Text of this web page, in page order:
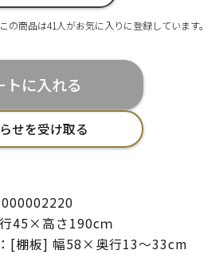
この商品は41人がお気に入りに登録しています。
トに入れる
せを受け取る
45×高さ190cｍ
[棚板] 幅58×奥行13～33cm